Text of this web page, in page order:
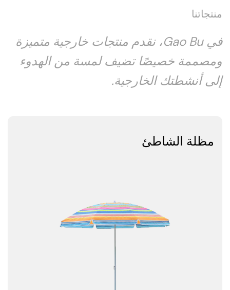
منتجاتنا
في Gao Bu، نقدم منتجات خارجية متميزة
ومصممة خصيصًا تضيف لمسة من الهدوء
إلى أنشطتك الخارجية.
مظلة الشاطئ